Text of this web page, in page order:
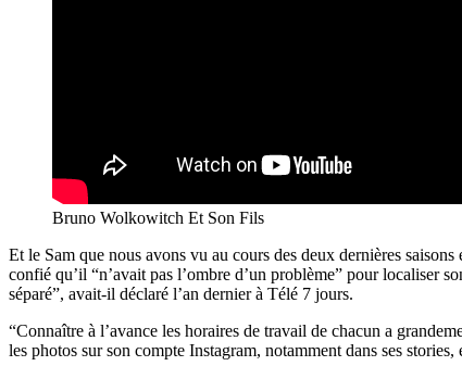
Bruno Wolkowitch Et Son Fils
Et le Sam que nous avons vu au cours des deux dernières
confié qu’il “n’avait pas l’ombre d’un problème” pour localiser
séparé”, avait-il déclaré l’an dernier à Télé 7 jours.
“Connaître à l’avance les horaires de travail de chacun a
les photos sur son compte Instagram, notamment dans ses